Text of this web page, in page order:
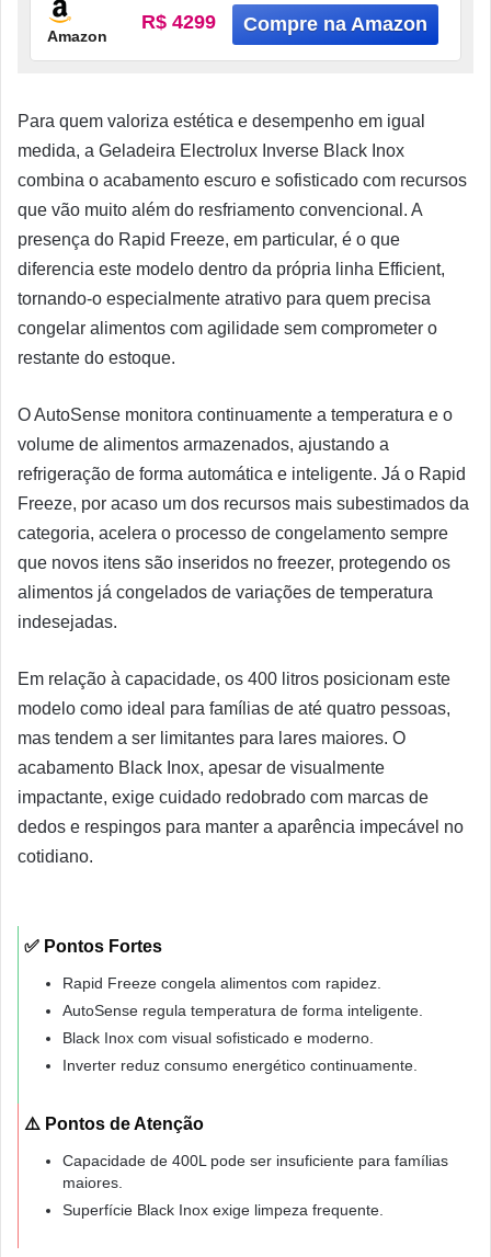
Inverter
Amazon
R$ 4299
Para quem valoriza estética e desempenho em igual
medida, a Geladeira Electrolux Inverse Black Inox
combina o acabamento escuro e sofisticado com recursos
que vão muito além do resfriamento convencional. A
presença do Rapid Freeze, em particular, é o que
diferencia este modelo dentro da própria linha Efficient,
tornando-o especialmente atrativo para quem precisa
congelar alimentos com agilidade sem comprometer o
restante do estoque.
O AutoSense monitora continuamente a temperatura e o
volume de alimentos armazenados, ajustando a
refrigeração de forma automática e inteligente. Já o Rapid
Freeze, por acaso um dos recursos mais subestimados da
categoria, acelera o processo de congelamento sempre
que novos itens são inseridos no freezer, protegendo os
alimentos já congelados de variações de temperatura
indesejadas.
Em relação à capacidade, os 400 litros posicionam este
modelo como ideal para famílias de até quatro pessoas,
mas tendem a ser limitantes para lares maiores. O
acabamento Black Inox, apesar de visualmente
impactante, exige cuidado redobrado com marcas de
dedos e respingos para manter a aparência impecável no
cotidiano.
✅ Pontos Fortes
Rapid Freeze congela alimentos com rapidez.
AutoSense regula temperatura de forma inteligente.
Black Inox com visual sofisticado e moderno.
Inverter reduz consumo energético continuamente.
⚠️ Pontos de Atenção
Capacidade de 400L pode ser insuficiente para famílias
maiores.
Superfície Black Inox exige limpeza frequente.